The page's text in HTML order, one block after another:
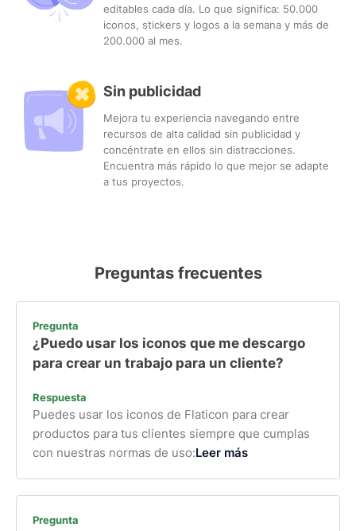
editables cada día. Lo que significa: 50.000
iconos, stickers y logos a la semana y más de
200.000 al mes.
Sin publicidad
Mejora tu experiencia navegando entre
recursos de alta calidad sin publicidad y
concéntrate en ellos sin distracciones.
Encuentra más rápido lo que mejor se adapte
a tus proyectos.
Preguntas frecuentes
Pregunta
¿Puedo usar los iconos que me descargo
para crear un trabajo para un cliente?
Respuesta
Puedes usar los iconos de Flaticon para crear
productos para tus clientes siempre que cumplas
con nuestras normas de uso:Leer más
Pregunta